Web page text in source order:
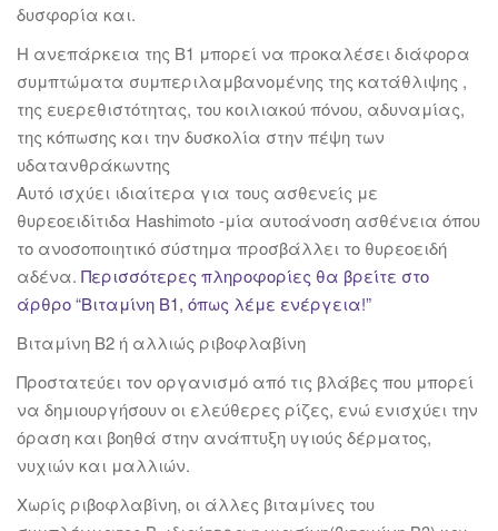
δυσφορία και.
Η ανεπάρκεια της Β1 μπορεί να προκαλέσει διάφορα
συμπτώματα συμπεριλαμβανομένης της κατάθλιψης ,
της ευερεθιστότητας, του κοιλιακού πόνου, αδυναμίας,
της κόπωσης και την δυσκολία στην πέψη των
υδατανθράκωντης
Αυτό ισχύει ιδιαίτερα για τους ασθενείς με
θυρεοειδίτιδα Hashimoto -μία αυτοάνοση ασθένεια όπου
το ανοσοποιητικό σύστημα προσβάλλει το θυρεοειδή
αδένα. Περισσότερες πληροφορίες θα βρείτε στο
άρθρο “Βιταμίνη Β1, όπως λέμε ενέργεια!”
Βιταμίνη Β2 ή αλλιώς ριβοφλαβίνη
Προστατεύει τον οργανισμό από τις βλάβες που μπορεί
να δημιουργήσουν οι ελεύθερες ρίζες, ενώ ενισχύει την
όραση και βοηθά στην ανάπτυξη υγιούς δέρματος,
νυχιών και μαλλιών.
Χωρίς ριβοφλαβίνη, οι άλλες βιταμίνες του